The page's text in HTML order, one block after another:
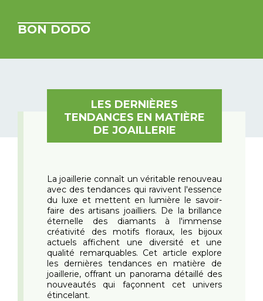
BON DODO
LES DERNIÈRES
TENDANCES EN MATIÈRE
DE JOAILLERIE
La joaillerie connaît un véritable renouveau
avec des tendances qui ravivent l'essence
du luxe et mettent en lumière le savoir-
faire des artisans joailliers. De la brillance
éternelle des diamants à l'immense
créativité des motifs floraux, les bijoux
actuels affichent une diversité et une
qualité remarquables. Cet article explore
les dernières tendances en matière de
joaillerie, offrant un panorama détaillé des
nouveautés qui façonnent cet univers
étincelant.